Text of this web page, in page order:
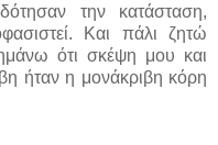
την κατάσταση,
Και πάλι ζητώ
ότι σκέψη μου και
ήταν η μονάκριβη κόρη